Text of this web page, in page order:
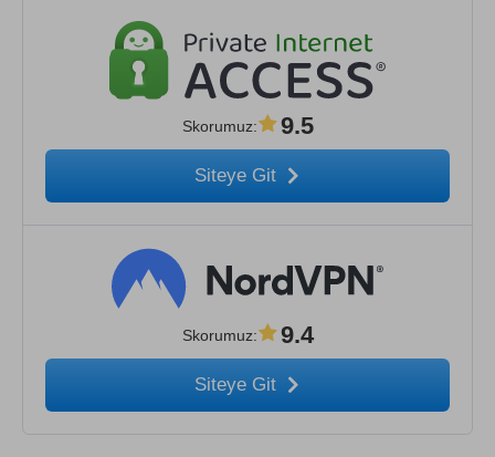
Skorumuz: 9.5
Siteye Git
Skorumuz: 9.4
Siteye Git